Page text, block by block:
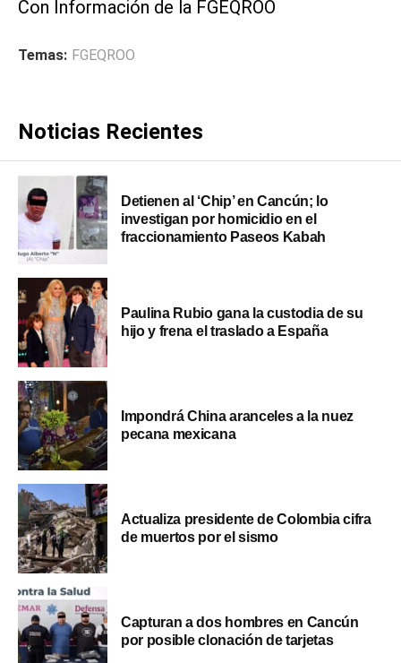
Con Información de la FGEQROO
Temas: FGEQROO
Noticias Recientes
Detienen al ‘Chip’ en Cancún; lo
investigan por homicidio en el
fraccionamiento Paseos Kabah
Paulina Rubio gana la custodia de su
hijo y frena el traslado a España
Impondrá China aranceles a la nuez
pecana mexicana
Actualiza presidente de Colombia cifra
de muertos por el sismo
Capturan a dos hombres en Cancún
por posible clonación de tarjetas